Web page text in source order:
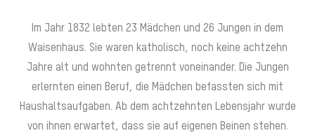
Im Jahr 1832 lebten 23 Mädchen und 26 Jungen in dem
Waisenhaus. Sie waren katholisch, noch keine achtzehn
Jahre alt und wohnten getrennt voneinander. Die Jungen
erlernten einen Beruf, die Mädchen befassten sich mit
Haushaltsaufgaben. Ab dem achtzehnten Lebensjahr wurde
von ihnen erwartet, dass sie auf eigenen Beinen stehen.